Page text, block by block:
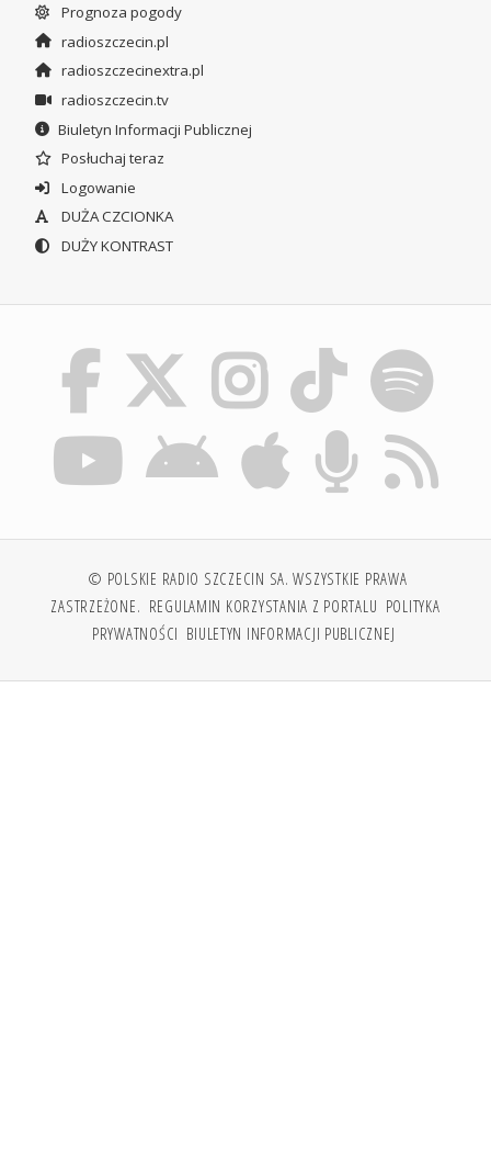
Prognoza pogody
radioszczecin.pl
radioszczecinextra.pl
radioszczecin.tv
Biuletyn Informacji Publicznej
Posłuchaj teraz
Logowanie
DUŻA CZCIONKA
DUŻY KONTRAST
© POLSKIE RADIO SZCZECIN SA. WSZYSTKIE PRAWA
ZASTRZEŻONE. REGULAMIN KORZYSTANIA Z PORTALU POLITYKA
PRYWATNOŚCI BIULETYN INFORMACJI PUBLICZNEJ